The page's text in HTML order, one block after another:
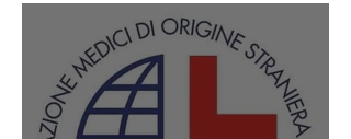
9% DEL PIL ITALIANO E 177
MILIARDI DI EURO